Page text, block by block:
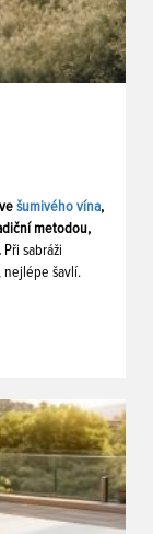
šumivého vína,
metodou,
Při sabráži
nejlépe šavlí.